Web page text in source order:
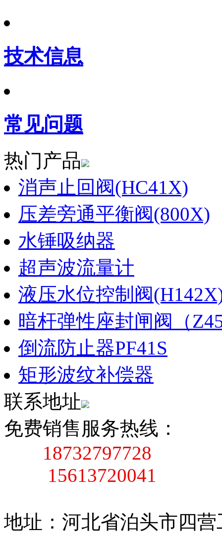
技术信息
常见问题
热门产品
消声止回阀(HC41X)
压差旁通平衡阀(800X)
水锤吸纳器
超声波流量计
液压水位控制阀
暗杆弹性座封闸阀（
倒流防止器PF41S
矩形波纹补偿器
联系地址
免费销售服务热线：
18732797728
15613720041
地址：河北省泊头市四营